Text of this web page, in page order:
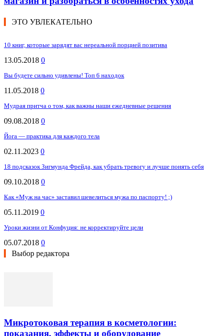
ЭТО УВЛЕКАТЕЛЬНО
10 книг, которые зарядят вас нереальной порцией позитива
13.05.2018 0
Вы будете сильно удивлены! Топ 6 находок
11.05.2018 0
Мудрая притча о том, как важны наши ежедневные решения
09.08.2018 0
Йога — практика для каждого тела
02.11.2023 0
18 подсказок Зигмунда Фрейда, как убрать тревогу и лучше понять себя
09.10.2018 0
Как «Муж на час» заставил шевелиться мужа по паспорту! ;)
05.11.2019 0
Уроки жизни от Конфуция: не корректируйте цели
05.07.2018 0
Выбор редактора
Микротоковая терапия в косметологии:
показания, эффекты и оборудование